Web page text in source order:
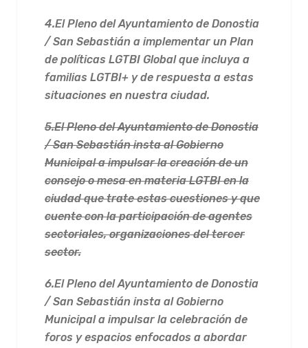
4.El Pleno del Ayuntamiento de Donostia
/ San Sebastián a implementar un Plan
de políticas LGTBI Global que incluya a
familias LGTBI+ y de respuesta a estas
situaciones en nuestra ciudad.
5.El Pleno del Ayuntamiento de Donostia
/ San Sebastián insta al Gobierno
Municipal a impulsar la creación de un
consejo o mesa en materia LGTBI en la
ciudad que trate estas cuestiones y que
cuente con la participación de agentes
sectoriales, organizaciones del tercer
sector.
6.El Pleno del Ayuntamiento de Donostia
/ San Sebastián insta al Gobierno
Municipal a impulsar la celebración de
foros y espacios enfocados a abordar